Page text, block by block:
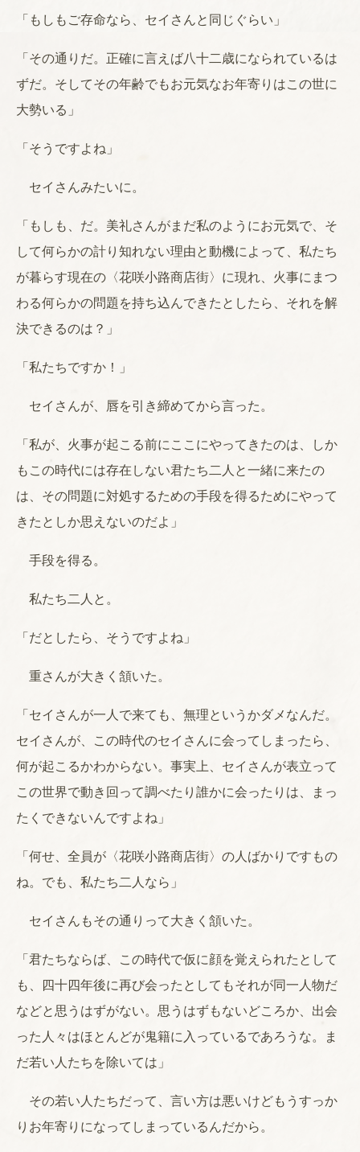
「もしもご存命なら、セイさんと同じぐらい」
「その通りだ。正確に言えば八十二歳になられているは
ずだ。そしてその年齢でもお元気なお年寄りはこの世に
大勢いる」
「そうですよね」
セイさんみたいに。
「もしも、だ。美礼さんがまだ私のようにお元気で、そ
して何らかの計り知れない理由と動機によって、私たち
が暮らす現在の〈花咲小路商店街〉に現れ、火事にまつ
わる何らかの問題を持ち込んできたとしたら、それを解
決できるのは？」
「私たちですか！」
セイさんが、唇を引き締めてから言った。
「私が、火事が起こる前にここにやってきたのは、しか
もこの時代には存在しない君たち二人と一緒に来たの
は、その問題に対処するための手段を得るためにやって
きたとしか思えないのだよ」
手段を得る。
私たち二人と。
「だとしたら、そうですよね」
重さんが大きく頷いた。
「セイさんが一人で来ても、無理というかダメなんだ。
セイさんが、この時代のセイさんに会ってしまったら、
何が起こるかわからない。事実上、セイさんが表立って
この世界で動き回って調べたり誰かに会ったりは、まっ
たくできないんですよね」
「何せ、全員が〈花咲小路商店街〉の人ばかりですもの
ね。でも、私たち二人なら」
セイさんもその通りって大きく頷いた。
「君たちならば、この時代で仮に顔を覚えられたとして
も、四十四年後に再び会ったとしてもそれが同一人物だ
などと思うはずがない。思うはずもないどころか、出会
った人々はほとんどが鬼籍に入っているであろうな。ま
だ若い人たちを除いては」
その若い人たちだって、言い方は悪いけどもうすっか
りお年寄りになってしまっているんだから。